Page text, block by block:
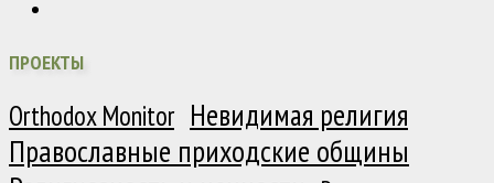
ПРОЕКТЫ
Orthodox Monitor Невидимая религия
Православные приходские общины